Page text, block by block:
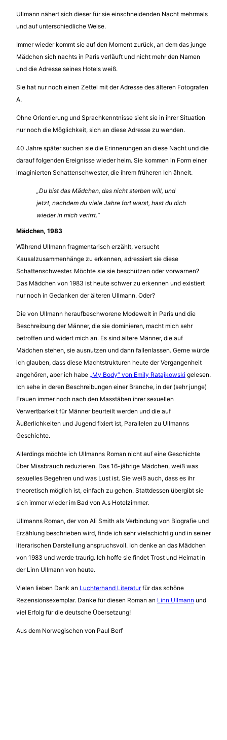
Ullmann nähert sich dieser für sie einschneidenden Nacht mehrmals
und auf unterschiedliche Weise.
Immer wieder kommt sie auf den Moment zurück, an dem das junge
Mädchen sich nachts in Paris verläuft und nicht mehr den Namen
und die Adresse seines Hotels weiß.
Sie hat nur noch einen Zettel mit der Adresse des älteren Fotografen
A.
Ohne Orientierung und Sprachkenntnisse sieht sie in ihrer Situation
nur noch die Möglichkeit, sich an diese Adresse zu wenden.
40 Jahre später suchen sie die Erinnerungen an diese Nacht und die
darauf folgenden Ereignisse wieder heim. Sie kommen in Form einer
imaginierten Schattenschwester, die ihrem früheren Ich ähnelt.
„Du bist das Mädchen, das nicht sterben will, und
jetzt, nachdem du viele Jahre fort warst, hast du dich
wieder in mich verirrt.“
Mädchen, 1983
Während Ullmann fragmentarisch erzählt, versucht
Kausalzusammenhänge zu erkennen, adressiert sie diese
Schattenschwester. Möchte sie sie beschützen oder vorwarnen?
Das Mädchen von 1983 ist heute schwer zu erkennen und existiert
nur noch in Gedanken der älteren Ullmann. Oder?
Die von Ullmann heraufbeschworene Modewelt in Paris und die
Beschreibung der Männer, die sie dominieren, macht mich sehr
betroffen und widert mich an. Es sind ältere Männer, die auf
Mädchen stehen, sie ausnutzen und dann fallenlassen. Gerne würde
ich glauben, dass diese Machtstrukturen heute der Vergangenheit
angehören, aber ich habe „My Body“ von Emily Ratajkowski gelesen.
Ich sehe in deren Beschreibungen einer Branche, in der (sehr junge)
Frauen immer noch nach den Masstäben ihrer sexuellen
Verwertbarkeit für Männer beurteilt werden und die auf
Äußerlichkeiten und Jugend fixiert ist, Parallelen zu Ullmanns
Geschichte.
Allerdings möchte ich Ullmanns Roman nicht auf eine Geschichte
über Missbrauch reduzieren. Das 16-jährige Mädchen, weiß was
sexuelles Begehren und was Lust ist. Sie weiß auch, dass es ihr
theoretisch möglich ist, einfach zu gehen. Stattdessen übergibt sie
sich immer wieder im Bad von A.s Hotelzimmer.
Ullmanns Roman, der von Ali Smith als Verbindung von Biografie und
Erzählung beschrieben wird, finde ich sehr vielschichtig und in seiner
literarischen Darstellung anspruchsvoll. Ich denke an das Mädchen
von 1983 und werde traurig. Ich hoffe sie findet Trost und Heimat in
der Linn Ullmann von heute.
Vielen lieben Dank an Luchterhand Literaturfür das schöne
Rezensionsexemplar. Danke für diesen Roman an Linn Ullmann und
viel Erfolg für die deutsche Übersetzung!
Aus dem Norwegischen von Paul Berf